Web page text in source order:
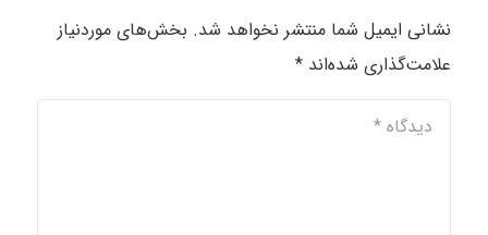
نشانی ایمیل شما منتشر نخواهد شد. بخش‌های موردنیاز
علامت‌گذاری شده‌اند *